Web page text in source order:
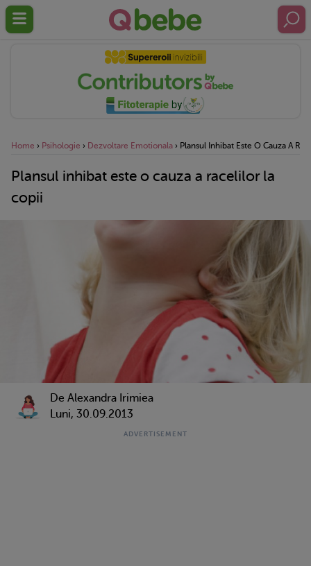
Home › Psihologie › Dezvoltare Emotionala › Plansul Inhibat Este O Cauza A
Plansul inhibat este o cauza a racelilor la
copii
De Alexandra Irimiea
Luni, 30.09.2013